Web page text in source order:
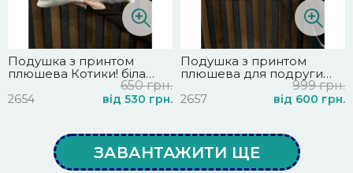
Подушка з принтом
плюшева Котики! біла
2654
650 грн.
від 530 грн.
Подушка з принтом
плюшева для подруги
2657
999 грн.
від 600 грн.
ЗАВАНТАЖИТИ ЩЕ